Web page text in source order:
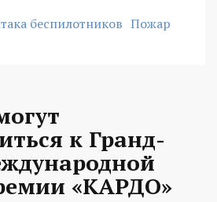
беспилотников Пожар
к Гранд-
«КАРДО»